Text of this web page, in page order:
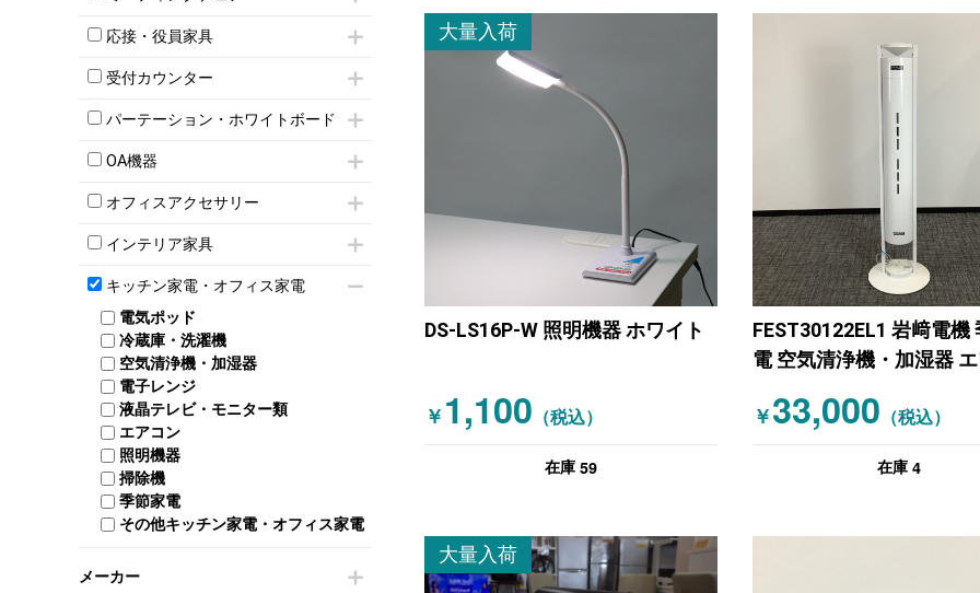
軽量ラック（スチールラック）
収納家具その他
オープン書庫
両開書庫
引き違い書庫
5人用ロッカー
8人用ロッカー
多人数ロッカー
シリンダー錠ロッカー
ダイヤル錠ロッカー
ボタン錠ロッカー
シューズロッカー・下駄箱
ロッカーその他
スタッキングテーブル
ネスティングテーブル
カウンターテーブル
T字脚テーブル
会議テーブルW1200～
会議テーブルW1800～
折りたたみ会議テーブル
ハイテーブル
会議テーブルその他
キャスター付きミーティングチェア
スタッキングミーティングチェア
テーブル付きミーティングチェア
折りたたみミーティングチェア
ハイチェア
ミーティングチェアその他
応接・役員家具
応接セット
応接ソファ
応接チェア
応接・役員家具その他
受付カウンター
ハイカウンター
ローカウンター
ラウンジカウンター
パーテーション・ホワイトボード
パーテーション
自立タイプパーテーション
パーテーションその他
壁掛けホワイトボード
ホワイトボードその他
OA機器
iPad
電話機（ビジネスフォン）
シュレッダー
スクリーン
液晶モニター・ディスプレイ
プリンター・コピー機
その他OA機器
オフィスアクセサリー
チェア用台車
演台・講演台・演説台
防音パネル
耐火金庫
コートハンガー・ポールハンガー
傘立て
食器棚・キッチンキャビネット
カタログスタンド
オフィスアクセサリーその他
インテリア家具
モールドチェア
ダイニングチェア
ダイニングテーブル
カウンターテーブル
センターテーブル・サイドテーブル
カフェテーブル
ベンチ・スツール
ソファ
シェルフ
ダストボックス（ゴミ箱）
インテリア家具その他
キッチン家電・オフィス家電
電気ポッド
冷蔵庫・洗濯機
空気清浄機・加湿器
電子レンジ
液晶テレビ・モニター類
エアコン
照明機器
掃除機
季節家電
その他キッチン家電・オフィス家電
メーカー
大量入荷
DS-LS16P-W 照明機器 ホワイト
￥ 1,100 （税込）
在庫 59
FEST30122EL1 岩﨑電機
電 空気清浄機・加湿器
￥33,000 （税込）
在庫 4
大量入荷